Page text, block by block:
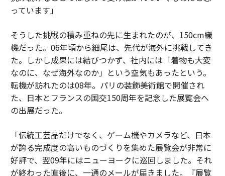
っています」
そうした挑戦の積み重ねの先に生まれたのが、150cm織
機だった。06年頃から細尾は、先代が海外に挑戦してき
た。しかし成果には結びつかず、社内には「着物も大変
なのに、なぜ海外なのか」という空気もあったという。
転機が訪れたのは08年。パリの装飾美術館で開催され
た、日本とフランスの国交150周年を記念した展覧会へ
の出展だった。
「伝統工芸品だけでなく、ゲーム機やカメラなど、日本
が誇る完成度の高いものづくりを集めた展覧会が非常に
好評で、翌09年にはニューヨークに巡回しました。それ
が終わった直後に、一通のメールが届きました。『展覧